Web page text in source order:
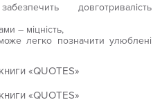
довготривалість
– міцність,
легко позначити улюблені